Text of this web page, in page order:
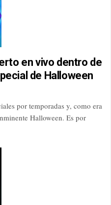
en vivo dentro de
de Halloween
por temporadas y, como era
Halloween. Es por